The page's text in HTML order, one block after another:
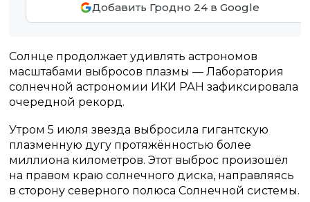
Добавить Гродно 24 в Google
Солнце продолжает удивлять астрономов
масштабами выбросов плазмы — Лаборатория
солнечной астрономии ИКИ РАН зафиксировала
очередной рекорд.
Утром 5 июля звезда выбросила гигантскую
плазменную дугу протяжённостью более
миллиона километров. Этот выброс произошёл
на правом краю солнечного диска, направляясь
в сторону северного полюса Солнечной системы.